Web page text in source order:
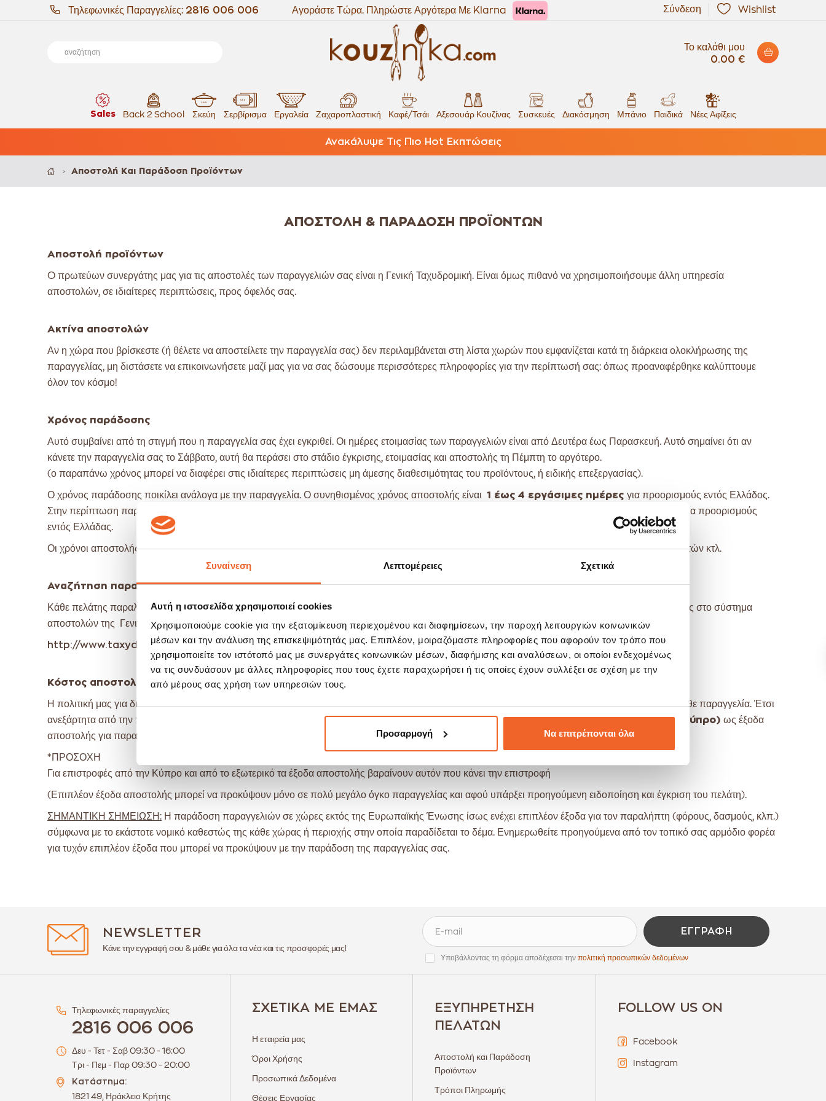
Συναίνεση Λεπτομέρειες Σχετικά
Αυτή η ιστοσελίδα χρησιμοποιεί cookies
Χρησιμοποιούμε cookie για την εξατομίκευση περιεχομένου και διαφημίσεων, την παροχή λειτουργιών κοινωνικών
μέσων και την ανάλυση της επισκεψιμότητάς μας. Επιπλέον, μοιραζόμαστε πληροφορίες που αφορούν τον τρόπο που
χρησιμοποιείτε τον ιστότοπό μας με συνεργάτες κοινωνικών μέσων, διαφήμισης και αναλύσεων, οι οποίοι ενδεχομένως
να τις συνδυάσουν με άλλες πληροφορίες που τους έχετε παραχωρήσει ή τις οποίες έχουν συλλέξει σε σχέση με την
από μέρους σας χρήση των υπηρεσιών τους.
Προσαρμογή Να επιτρέπονται όλα
Τηλεφωνικές Παραγγελίες: 2816 006 006 Αγοράστε Τώρα. Πληρώστε Αργότερα Με Klarna Wishlist
Σύνδεση
Το καλάθι μου
0.00 €
Sales Back 2 School Σκεύη Σερβίρισμα Εργαλεία Ζαχαροπλαστική Καφέ/Τσάι Αξεσουάρ Κουζίνας Συσκευές Διακόσμηση Μπάνιο Παιδικά Νέες Αφίξεις
Ανακάλυψε Τις Πιο Hot Εκπτώσεις
> Αποστολή Και Παράδοση Προϊόντων
ΑΠΟΣΤΟΛΉ & ΠΑΡΆΔΟΣΗ ΠΡΟΪΌΝΤΩΝ
Αποστολή προϊόντων
O πρωτεύων συνεργάτης μας για τις αποστολές των παραγγελιών σας είναι η Γενική Ταχυδρομική. Είναι όμως πιθανό να χρησιμοποιήσουμε άλλη υπηρεσία
αποστολών, σε ιδιαίτερες περιπτώσεις, προς όφελός σας.
Ακτίνα αποστολών
Αν η χώρα που βρίσκεστε (ή θέλετε να αποστείλετε την παραγγελία σας) δεν περιλαμβάνεται στη λίστα χωρών που εμφανίζεται κατά τη διάρκεια ολοκλήρωσης της
παραγγελίας, μη διστάσετε να επικοινωνήσετε μαζί μας για να σας δώσουμε περισσότερες πληροφορίες για την περίπτωσή σας: όπως προαναφέρθηκε καλύπτουμε
όλον τον κόσμο!
Χρόνος παράδοσης
Αυτό συμβαίνει από τη στιγμή που η παραγγελία σας έχει εγκριθεί. Οι ημέρες ετοιμασίας των παραγγελιών είναι από Δευτέρα έως Παρασκευή. Αυτό σημαίνει ότι αν
κάνετε την παραγγελία σας το Σάββατο, αυτή θα περάσει στο στάδιο έγκρισης, ετοιμασίας και αποστολής τη Πέμπτη το αργότερο.
(ο παραπάνω χρόνος μπορεί να διαφέρει στις ιδιαίτερες περιπτώσεις μη άμεσης διαθεσιμότητας του προϊόντους, ή ειδικής επεξεργασίας).
Ο χρόνος παράδοσης ποικίλει ανάλογα με την παραγγελία. Ο συνηθισμένος χρόνος αποστολής είναι 1 έως 4 εργάσιμες ημέρες για προορισμούς εντός Ελλάδος.
Στην περίπτωση παραγγελίας που περιέχει προϊόν με την ένδειξη "Διαθέσιμο Κατόπιν Παραγγελίας", ο χρόνος αποστολής είναι
για προορισμούς
εντός Ελλάδας.
Οι χρόνοι αποστολής ενδέχεται να μεταβληθούν λόγω αστάθμητων παραγόντων όπως: απεργίες, καθυστερήσεις μεταφορικών εταιριών, αργιών, εορτών κτλ.
Αναζήτηση παραγγελίας
Κάθε πελάτης παραλαμβάνει έναν μοναδικό αριθμό για το πακέτο της παραγγελίας του. Με τον αριθμό αυτό είναι δυνατή η ανίχνευση της παραγγελίας στο σύστημα
αποστολών της Γενικής Ταχυδρομικής δίνοντας το στον παρακάτω σύνδεσμο:
http://www.taxydromiki.gr/
Κόστος αποστολής
Η πολιτική μας για διατήρηση σε χαμηλά επίπεδα στα κόστη για τον πελάτη, μας έχει οδηγήσει στην επιλογή του εφ' άπαξ κόστους αποστολής για κάθε παραγγελία. Έτσι
ανεξάρτητα από την ποσότητα ή όγκο των προϊόντων που παραγγέλνεται, αυτό που έχετε να πληρώσετε είναι μόνο4,99 ευρώ(11,90 ευρώ για Κύπρο) ως έξοδα
αποστολής για παραγγελίες έως 50€, για παραγγελίες άνω των 50€ η αποστολή είναιδωρεάν(μόνο για αποστολή εντός Ελλάδας)
*ΠΡΟΣΟΧΗ
Για επιστροφές από την Κύπρο και από το εξωτερικό τα έξοδα αποστολής βαραίνουν αυτόν που κάνει την επιστροφή
(Επιπλέον έξοδα αποστολής μπορεί να προκύψουν μόνο σε πολύ μεγάλο όγκο παραγγελίας και αφού υπάρξει προηγούμενη ειδοποίηση και έγκριση του πελάτη).
ΣΗΜΑΝΤΙΚΗ ΣΗΜΕΙΩΣΗ: Η παράδοση παραγγελιών σε χώρες εκτός της Ευρωπαϊκής Ένωσης ίσως ενέχει επιπλέον έξοδα για τον παραλήπτη (φόρους, δασμούς, κλπ.)
σύμφωνα με το εκάστοτε νομικό καθεστώς της κάθε χώρας ή περιοχής στην οποία παραδίδεται το δέμα. Ενημερωθείτε προηγούμενα από τον τοπικό σας αρμόδιο φορέα
για τυχόν επιπλέον έξοδα που μπορεί να προκύψουν με την παράδοση της παραγγελίας σας.
NEWSLETTER
Κάνε την εγγραφή σου & μάθε για όλα τα νέα και τις προσφορές μας!
ΕΓΓΡΑΦΉ
Υποβάλλοντας τη φόρμα αποδέχεσαι την πολιτική προσωπικών δεδομένων
Τηλεφωνικές παραγγελίες
2816 006 006
Δευ - Τετ - Σαβ 09:30 - 16:00
Τρι - Πεμ - Παρ 09:30 - 20:00
Κατάστημα:
1821 49, Ηράκλειο Κρήτης
ΣΧΕΤΙΚΆ ΜΕ ΕΜΆΣ
Η εταιρεία μας
Όροι Χρήσης
Προσωπικά Δεδομένα
Θέσεις Εργασίας
ΕΞΥΠΗΡΈΤΗΣΗ
ΠΕΛΑΤΏΝ
Αποστολή και Παράδοση
Προϊόντων
Τρόποι Πληρωμής
FOLLOW US ON
Facebook
Instagram